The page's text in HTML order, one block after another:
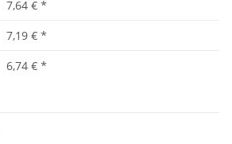
7,64 € *
7,19 € *
6,74 € *